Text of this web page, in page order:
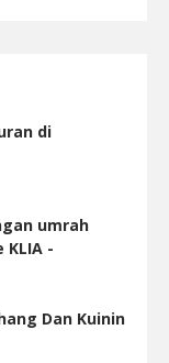
di
umrah
KLIA -
Dan Kuinin